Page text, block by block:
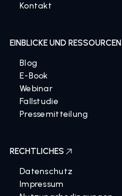
Kontakt
EINBLICKE UND RESSOURCEN
Blog
E-Book
Webinar
Fallstudie
Pressemitteilung
RECHTLICHES
Datenschutz
Impressum